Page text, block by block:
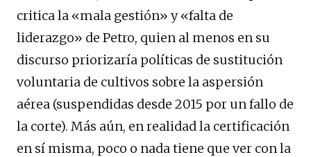
critica la «mala gestión» y «falta de
liderazgo» de Petro, quien al menos en su
discurso priorizaría políticas de sustitución
voluntaria de cultivos sobre la aspersión
aérea (suspendidas desde 2015 por un fallo de
la corte). Más aún, en realidad la certificación
en sí misma, poco o nada tiene que ver con la